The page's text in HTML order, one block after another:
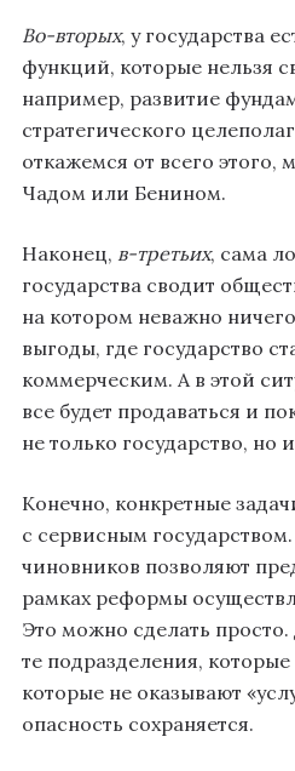
Во-вторых, у государства
функций, которые нельзя
например, развитие
стратегического
откажемся от всего этого,
Чадом или Бенином.
Наконец, в-третьих, сама
государства сводит
на котором неважно
выгоды, где государство
коммерческим. А в этой
все будет продаваться и
не только государство, но
Конечно, конкретные
с сервисным
чиновников позволяют
рамках реформы
Это можно сделать просто.
те подразделения,
которые не оказывают
опасность сохраняется.